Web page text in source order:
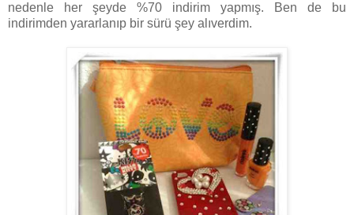
nedenle her şeyde %70 indirim yapmış. Ben de bu
indirimden yararlanıp bir sürü şey alıverdim.